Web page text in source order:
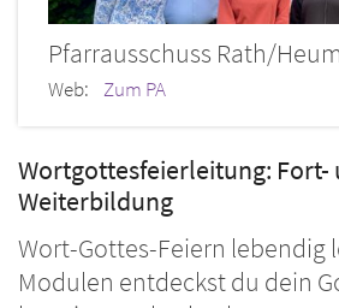
Pfarrausschuss Rath/
Web: Zum PA
Wortgottesfeierleitung: Fort-
Weiterbildung
Wort-Gottes-Feiern lebendig
Modulen entdeckst du dein